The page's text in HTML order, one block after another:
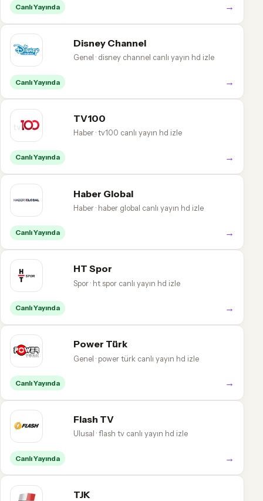
Canlı Yayında →
Disney Channel
Genel · disney channel canlı yayın hd izle
Canlı Yayında →
TV100
Haber · tv100 canlı yayın hd izle
Canlı Yayında →
Haber Global
Haber · haber global canlı yayın hd izle
Canlı Yayında →
HT Spor
Spor · ht spor canlı yayın hd izle
Canlı Yayında →
Power Türk
Genel · power türk canlı yayın hd izle
Canlı Yayında →
Flash TV
Ulusal · flash tv canlı yayın hd izle
Canlı Yayında →
TJK